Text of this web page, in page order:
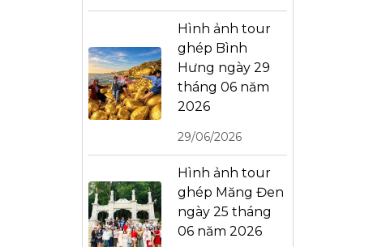
Hình ảnh tour
ghép Bình
Hưng ngày 29
tháng 06 năm
2026
29/06/2026
Hình ảnh tour
ghép Măng Đen
ngày 25 tháng
06 năm 2026